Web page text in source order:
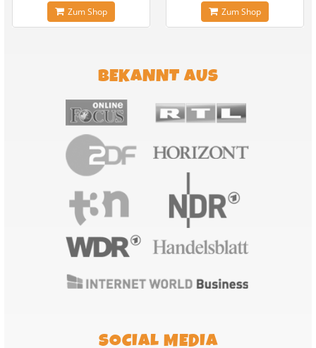
Zum Shop Zum Shop
BEKANNT AUS
SOCIAL MEDIA